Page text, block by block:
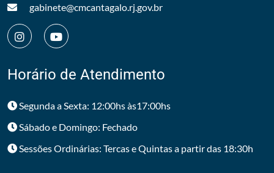
gabinete@cmcantagalo.rj.gov.br
Horário de Atendimento
Segunda a Sexta: 12:00hs às17:00hs
Sábado e Domingo: Fechado
Sessões Ordinárias: Tercas e Quintas a partir das 18:30h